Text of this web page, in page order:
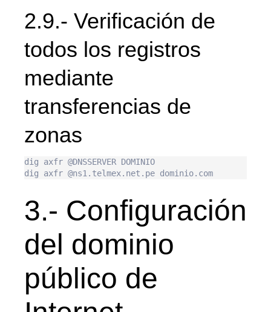
2.9.- Verificación de
todos los registros
mediante
transferencias de
zonas
dig axfr @DNSSERVER DOMINIO
3.- Configuración
del dominio
público de